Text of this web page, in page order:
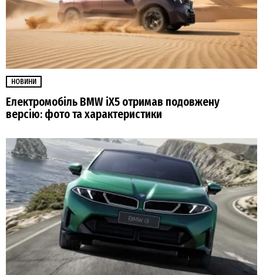
НОВИНИ
Електромобіль BMW iX5 отримав подовжену
версію: фото та характеристики